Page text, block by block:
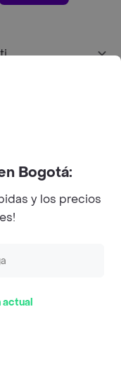
reserved.
Bogotá:
y los precios
actual